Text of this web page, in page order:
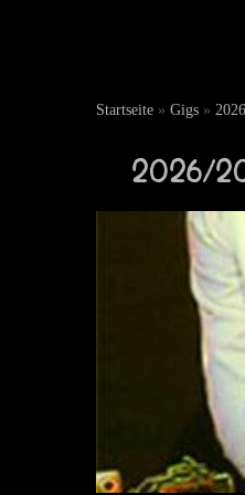
Startseite » Gigs »
2026/